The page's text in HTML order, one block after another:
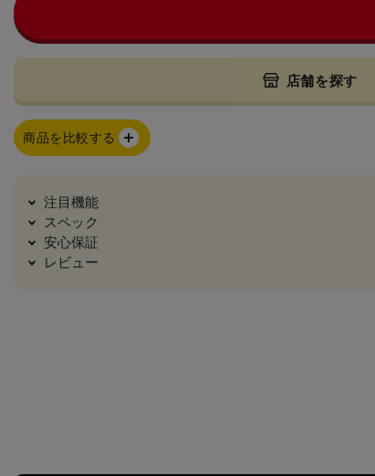
店舗を探す
商品を比較する
注目機能
スペック
安心保証
レビュー